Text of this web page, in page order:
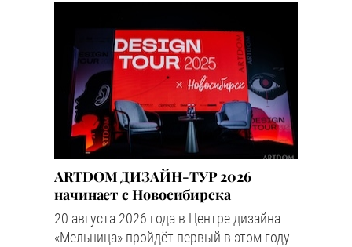
ARTDOM ДИЗАЙН-ТУР 2026
начинает с Новосибирска
20 августа 2026 года в Центре дизайна
«Мельница» пройдёт первый в этом году